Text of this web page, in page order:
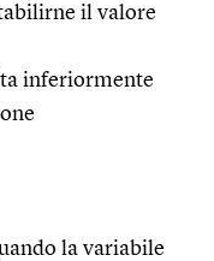
il valore
inferiormente
la variabile